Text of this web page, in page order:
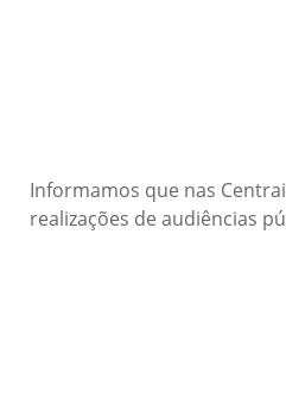
Informamos que nas
realizações de audiências